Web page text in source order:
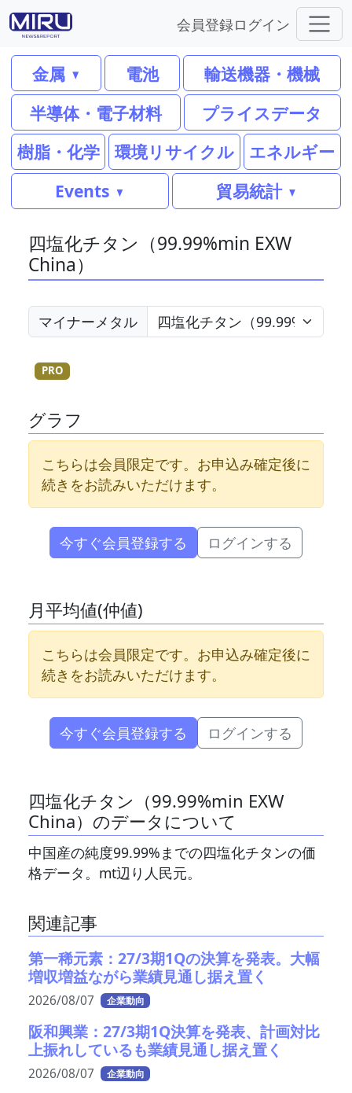
会員登録ログイン
金属 電池
輸送機器・機械
半導体・電子材料
プライスデータ
樹脂・化学
環境リサイクル
エネルギー
Events
貿易統計
四塩化チタン（99.99%min EXW
China）
マイナーメタル
PRO
グラフ
こちらは会員限定です。お申込み確定後に
続きをお読みいただけます。
今すぐ会員登録する ログインする
月平均値(仲値)
こちらは会員限定です。お申込み確定後に
続きをお読みいただけます。
今すぐ会員登録する ログインする
四塩化チタン（99.99%min EXW
China）のデータについて
中国産の純度99.99%までの四塩化チタンの価
格データ。mt辺り人民元。
関連記事
第一稀元素：27/3期1Qの決算を発表。大幅
増収増益ながら業績見通し据え置く
2026/08/07 企業動向
阪和興業：27/3期1Q決算を発表、計画対比
上振れしているも業績見通し据え置く
2026/08/07 企業動向